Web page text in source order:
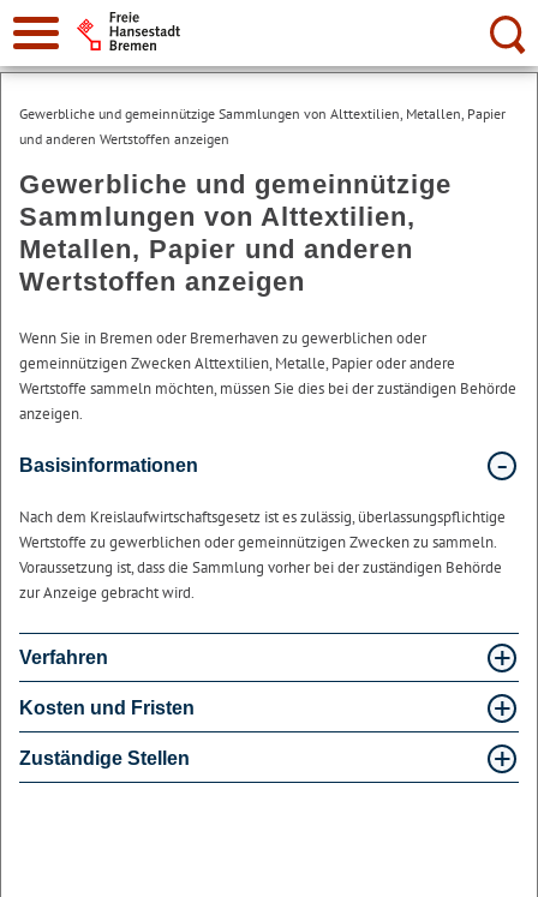
Suche:
Gewerbliche und gemeinnützige Sammlungen von Alttextilien, Metallen, Papier
und anderen Wertstoffen anzeigen
Gewerbliche und gemeinnützige
Sammlungen von Alttextilien,
Metallen, Papier und anderen
Wertstoffen anzeigen
Wenn Sie in Bremen oder Bremerhaven zu gewerblichen oder
gemeinnützigen Zwecken Alttextilien, Metalle, Papier oder andere
Wertstoffe sammeln möchten, müssen Sie dies bei der zuständigen Behörde
anzeigen.
Basisinformationen
Nach dem Kreislaufwirtschaftsgesetz ist es zulässig, überlassungspflichtige
Wertstoffe zu gewerblichen oder gemeinnützigen Zwecken zu sammeln.
Voraussetzung ist, dass die Sammlung vorher bei der zuständigen Behörde
zur Anzeige gebracht wird.
Verfahren
Kosten und Fristen
Zuständige Stellen